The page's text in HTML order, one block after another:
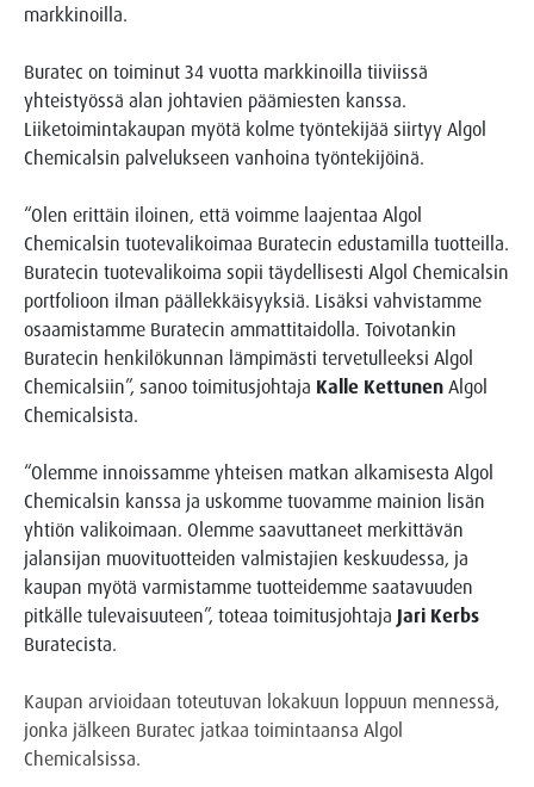
markkinoilla.
Buratec on toiminut 34 vuotta markkinoilla tiiviissä
yhteistyössä alan johtavien päämiesten kanssa.
Liiketoimintakaupan myötä kolme työntekijää siirtyy Algol
Chemicalsin palvelukseen vanhoina työntekijöinä.
“Olen erittäin iloinen, että voimme laajentaa Algol
Chemicalsin tuotevalikoimaa Buratecin edustamilla tuotteilla.
Buratecin tuotevalikoima sopii täydellisesti Algol Chemicalsin
portfolioon ilman päällekkäisyyksiä. Lisäksi vahvistamme
osaamistamme Buratecin ammattitaidolla. Toivotankin
Buratecin henkilökunnan lämpimästi tervetulleeksi Algol
Chemicalsiin”, sanoo toimitusjohtaja Kalle Kettunen Algol
Chemicalsista.
“Olemme innoissamme yhteisen matkan alkamisesta Algol
Chemicalsin kanssa ja uskomme tuovamme mainion lisän
yhtiön valikoimaan. Olemme saavuttaneet merkittävän
jalansijan muovituotteiden valmistajien keskuudessa, ja
kaupan myötä varmistamme tuotteidemme saatavuuden
pitkälle tulevaisuuteen”, toteaa toimitusjohtaja Jari Kerbs
Buratecista.
Kaupan arvioidaan toteutuvan lokakuun loppuun mennessä,
jonka jälkeen Buratec jatkaa toimintaansa Algol
Chemicalsissa.